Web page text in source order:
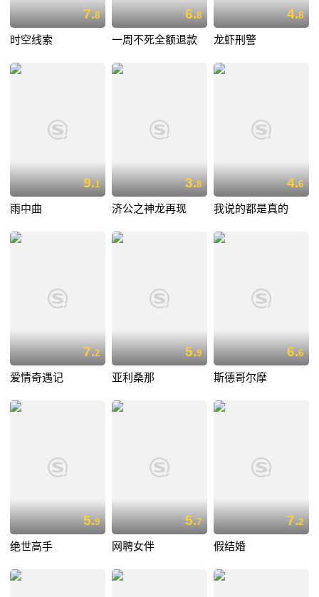
7.8
时空线索
6.8
一周不死全额退款
4.8
龙虾刑警
9.1
雨中曲
3.8
济公之神龙再现
4.6
我说的都是真的
7.2
爱情奇遇记
5.9
亚利桑那
6.6
斯德哥尔摩
5.9
绝世高手
5.7
网聘女伴
7.2
假结婚